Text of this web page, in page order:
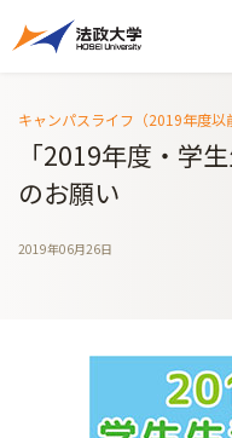
キャンパスライフ（2019年度以
「2019年度・学
のお願い
2019年06月26日